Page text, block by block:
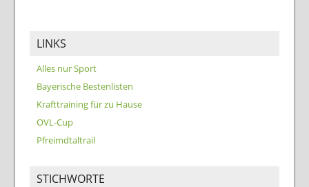
LINKS
Alles nur Sport
Bayerische Bestenlisten
Krafttraining für zu Hause
OVL-Cup
Pfreimdtaltrail
STICHWORTE